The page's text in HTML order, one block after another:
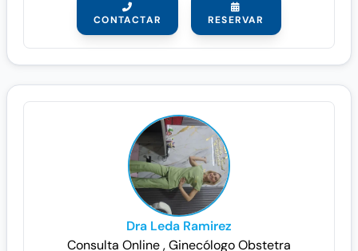
CONTACTAR RESERVAR
Dra Leda Ramirez
Consulta Online, GinecólogoObstetra